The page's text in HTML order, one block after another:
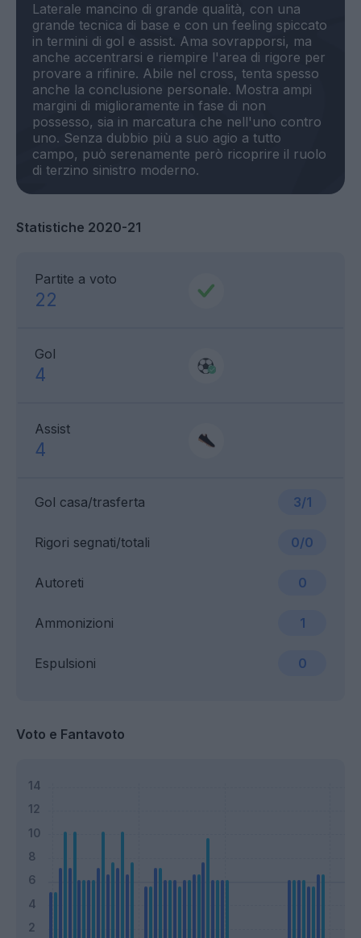
Laterale mancino di grande qualità, con una
grande tecnica di base e con un feeling spiccato
in termini di gol e assist. Ama sovrapporsi, ma
anche accentrarsi e riempire l'area di rigore per
provare a rifinire. Abile nel cross, tenta spesso
anche la conclusione personale. Mostra ampi
margini di miglioramente in fase di non
possesso, sia in marcatura che nell'uno contro
uno. Senza dubbio più a suo agio a tutto
campo, può serenamente però ricoprire il ruolo
Statistiche 2020-21
Partite a voto
22
Gol
4
Assist
4
Gol casa/trasferta 3/1
Ammonizioni 1
Rigori segnati/totali 0/0
Espulsioni 0
Autoreti 0
Voto e Fantavoto